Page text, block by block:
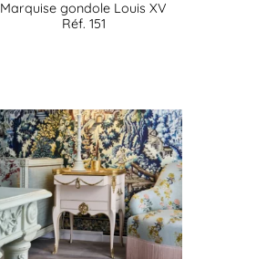
Marquise gondole Louis XV
Réf. 151